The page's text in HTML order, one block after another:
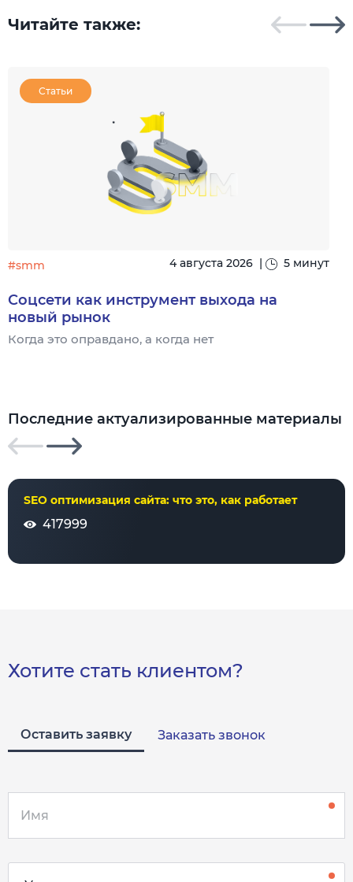
Читайте также:
Статьи
#smm 4 августа 2026 | 5 минут
Соцсети как инструмент выхода на
новый рынок
Когда это оправдано, а когда нет
Последние актуализированные материалы
SEO оптимизация сайта: что это, как работает
417999
Хотите стать клиентом?
Оставить заявку Заказать звонок